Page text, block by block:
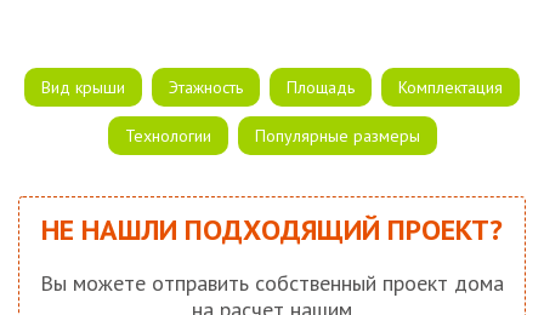
Вид крыши Этажность Площадь Комплектация
Технологии Популярные размеры
НЕ НАШЛИ ПОДХОДЯЩИЙ ПРОЕКТ?
Вы можете отправить собственный проект дома